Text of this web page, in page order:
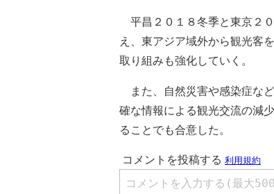
平昌２０１８冬季と東京２
え、東アジア域外から観光客
取り組みも強化していく。
また、自然災害や感染症な
確な情報による観光交流の減
ることでも合意した。